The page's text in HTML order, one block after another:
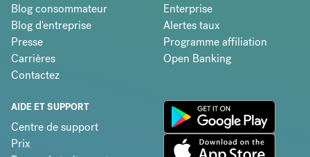
Blog consommateur
Blog d'entreprise
Presse
Carrières
Contactez
Enterprise
Alertes taux
Programme affiliation
Open Banking
AIDE ET SUPPORT
Centre de support
Prix